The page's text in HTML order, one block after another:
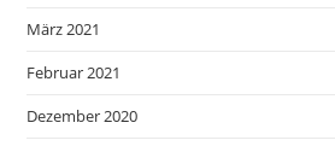
März 2021
Februar 2021
Dezember 2020